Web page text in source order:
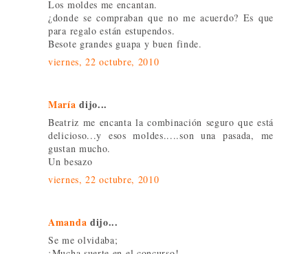
Los moldes me encantan.
¿donde se compraban que no me acuerdo? Es que
para regalo están estupendos.
Besote grandes guapa y buen finde.
viernes, 22 octubre, 2010
María dijo...
Beatriz me encanta la combinación seguro que está
delicioso...y esos moldes.....son una pasada, me
gustan mucho.
Un besazo
viernes, 22 octubre, 2010
Amanda dijo...
Se me olvidaba;